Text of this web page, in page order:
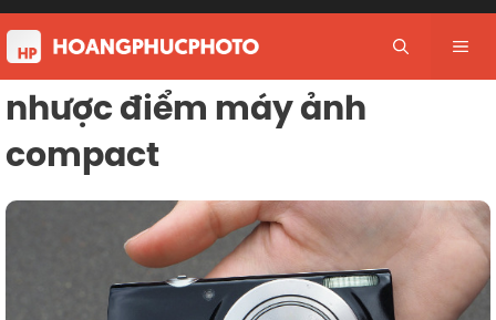
Skip
to
content
nhược điểm máy ảnh
compact